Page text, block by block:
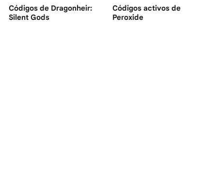
Códigos de Dragonheir:
Silent Gods
Códigos activos de
Peroxide